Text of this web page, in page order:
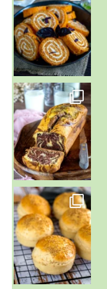
~ BUNS MAISON ~
Un peu de boulange par ici au